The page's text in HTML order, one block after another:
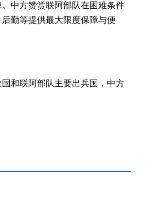
中方赞赏联阿部队在困难条件
勤等提供最大限度保障与便
和联阿部队主要出兵国，中方